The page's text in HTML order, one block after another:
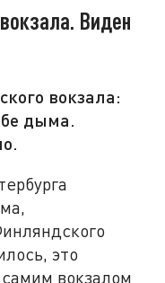
Виден
вокзала:
дыма.
это
вокзалом